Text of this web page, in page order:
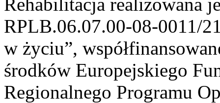
RPLB.06.07.00-08-0011/
w życiu”,
środków Europejskiego
Regionalnego Programu